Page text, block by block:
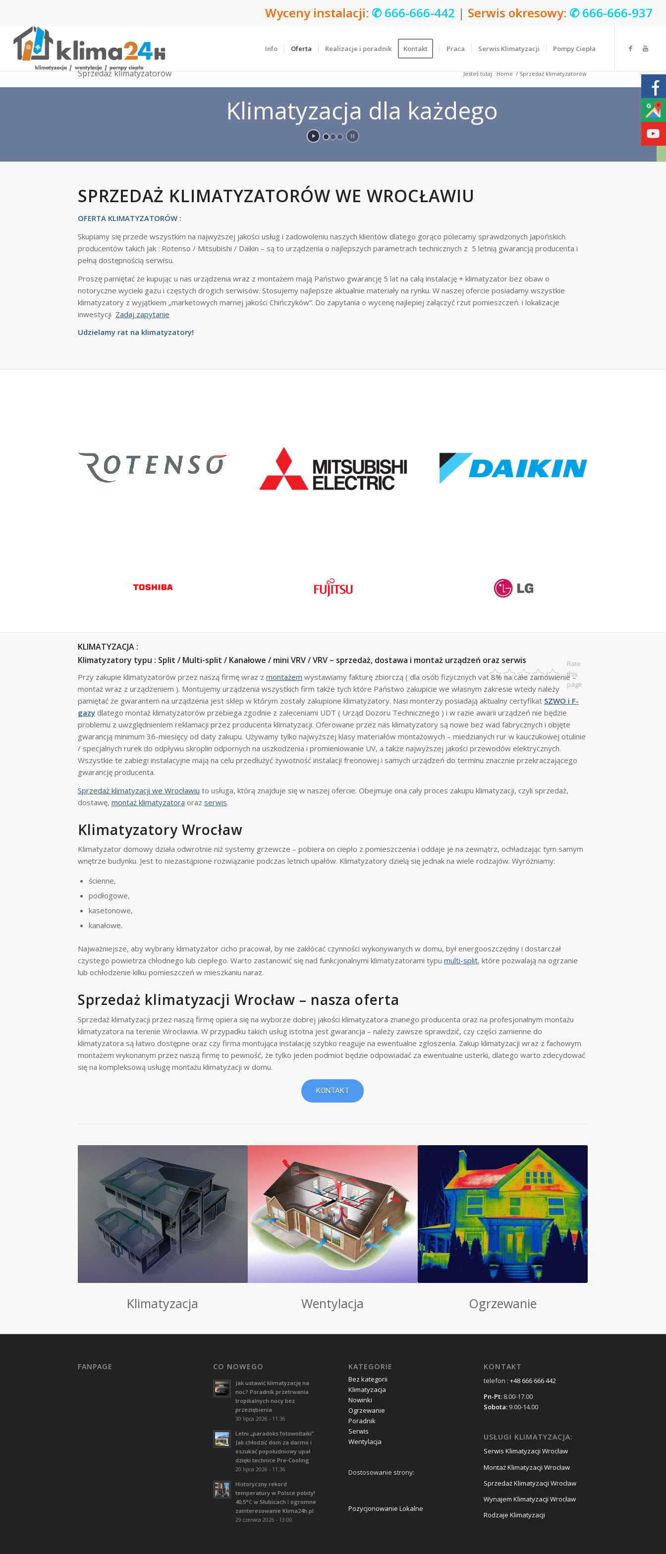
Wyceny instalacji: ✆ 666-666-442 | Serwis okresowy: ✆ 666-666-937
Info Oferta Realizacje i poradnik Kontakt Praca Serwis Klimatyzacji Pompy Ciepła
Sprzedaż klimatyzatorów Jesteś tutaj: Home / Sprzedaż klimatyzatorów
SPRZEDAŻ KLIMATYZATORÓW WE WROCŁAWIU
OFERTA KLIMATYZATORÓW :
Skupiamy się przede wszystkim na najwyższej jakości usług i zadowoleniu naszych klientów dlatego gorąco polecamy sprawdzonych Japońskich
producentów takich jak : Rotenso / Mitsubishi / Daikin – są to urządzenia o najlepszych parametrach technicznych z 5 letnią gwarancją producenta i
pełną dostępnością serwisu.
Proszę pamiętać że kupując u nas urządzenia wraz z montażem mają Państwo gwarancję 5 lat na całą instalację + klimatyzator bez obaw o
notoryczne wycieki gazu i częstych drogich serwisów. Stosujemy najlepsze aktualnie materiały na rynku. W naszej ofercie posiadamy wszystkie
klimatyzatory z wyjątkiem „marketowych marnej jakości Chińczyków”. Do zapytania o wycenę najlepiej załączyć rzut pomieszczeń. i lokalizacje
inwestycji Zadaj zapytanie
Udzielamy rat na klimatyzatory!
KLIMATYZACJA :
Klimatyzatory typu : Split / Multi-split / Kanałowe / mini VRV / VRV – sprzedaż, dostawa i montaż urządzeń oraz serwis
Przy zakupie klimatyzatorów przez naszą firmę wraz z montażem wystawiamy fakturę zbiorczą ( dla osób fizycznych vat 8% na całe zamówienie –
montaż wraz z urządzeniem ). Montujemy urządzenia wszystkich firm także tych które Państwo zakupicie we własnym zakresie wtedy należy
pamiętać że gwarantem na urządzenia jest sklep w którym zostały zakupione klimatyzatory. Nasi monterzy posiadają aktualny certyfikat SZWO i F-
gazy dlatego montaż klimatyzatorów przebiega zgodnie z zaleceniami UDT ( Urząd Dozoru Technicznego ) i w razie awarii urządzeń nie będzie
problemu z uwzględnieniem reklamacji przez producenta klimatyzacji. Oferowane przez nas klimatyzatory są nowe bez wad fabrycznych i objęte
gwarancją minimum 36-miesięcy od daty zakupu. Używamy tylko najwyższej klasy materiałów montażowych – miedzianych rur w kauczukowej otulinie
/ specjalnych rurek do odpływu skroplin odpornych na uszkodzenia i promieniowanie UV, a także najwyższej jakości przewodów elektrycznych.
Wszystkie te zabiegi instalacyjne mają na celu przedłużyć żywotność instalacji freonowej i samych urządzeń do terminu znacznie przekraczającego
gwarancję producenta.
Sprzedaż klimatyzacji we Wrocławiu to usługa, którą znajduje się w naszej ofercie. Obejmuje ona cały proces zakupu klimatyzacji, czyli sprzedaż,
dostawę, montaż klimatyzatora oraz serwis.
Klimatyzatory Wrocław
Klimatyzator domowy działa odwrotnie niż systemy grzewcze – pobiera on ciepło z pomieszczenia i oddaje je na zewnątrz, ochładzając tym samym
wnętrze budynku. Jest to niezastąpione rozwiązanie podczas letnich upałów. Klimatyzatory dzielą się jednak na wiele rodzajów. Wyróżniamy:
ścienne,
podłogowe,
kasetonowe,
kanałowe.
Najważniejsze, aby wybrany klimatyzator cicho pracował, by nie zakłócać czynności wykonywanych w domu, był energooszczędny i dostarczał
czystego powietrza chłodnego lub ciepłego. Warto zastanowić się nad funkcjonalnymi klimatyzatorami typu multi-split, które pozwalają na ogrzanie
lub ochłodzenie kilku pomieszczeń w mieszkaniu naraz.
Sprzedaż klimatyzacji Wrocław – nasza oferta
Sprzedaż klimatyzacji przez naszą firmę opiera się na wyborze dobrej jakości klimatyzatora znanego producenta oraz na profesjonalnym montażu
klimatyzatora na terenie Wrocławia. W przypadku takich usług istotna jest gwarancja – należy zawsze sprawdzić, czy części zamienne do
klimatyzatora są łatwo dostępne oraz czy firma montująca instalację szybko reaguje na ewentualne zgłoszenia. Zakup klimatyzacji wraz z fachowym
montażem wykonanym przez naszą firmę to pewność, że tylko jeden podmiot będzie odpowiadać za ewentualne usterki, dlatego warto zdecydować
się na kompleksową usługę montażu klimatyzacji w domu.
KONTAKT
Klimatyzacja Wentylacja Ogrzewanie
Rate
this
page
FANPAGE CO NOWEGO
Jak ustawić klimatyzację na
noc? Poradnik przetrwania
tropikalnych nocy bez
przeziębienia
30 lipca 2026 - 11:36
Letni „paradoks fotowoltaiki”.
Jak chłodzić dom za darmo i
oszukać popołudniowy upał
dzięki technice Pre-Cooling
20 lipca 2026 - 11:36
Historyczny rekord
temperatury w Polsce pobity!
40,5°C w Słubicach i ogromne
zainteresowanie Klima24h.pl
29 czerwca 2026 - 13:00
KATEGORIE
Bez kategorii
Klimatyzacja
Nowinki
Ogrzewanie
Poradnik
Serwis
Wentylacja
Dostosowanie strony:
Pozycjonowanie Lokalne
KONTAKT
telefon : +48 666 666 442
Pn-Pt: 8.00-17.00
Sobota: 9.00-14.00
USŁUGI KLIMATYZACJA:
Serwis Klimatyzacji Wrocław
Montaż Klimatyzacji Wrocław
Sprzedaż Klimatyzacji Wrocław
Wynajem Klimatyzacji Wrocław
Rodzaje Klimatyzacji